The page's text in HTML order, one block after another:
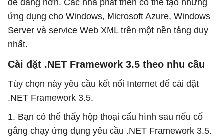
dễ dàng hơn. Các nhà phát triển có thể tạo những
ứng dụng cho Windows, Microsoft Azure, Windows
Server và service Web XML trên một nền tảng duy
nhất.
Cài đặt .NET Framework 3.5 theo nhu cầu
Tùy chọn này yêu cầu kết nối Internet để cài đặt
.NET Framework 3.5.
1. Bạn có thể thấy hộp thoại cấu hình sau nếu cố
gắng chạy ứng dụng yêu cầu .NET Framework 3.5.